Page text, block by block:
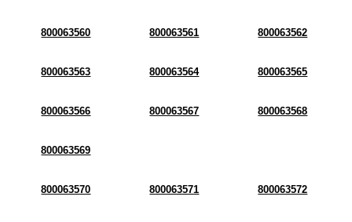
800063560 800063561 800063562
800063563 800063564 800063565
800063566 800063567 800063568
800063569
800063570 800063571 800063572